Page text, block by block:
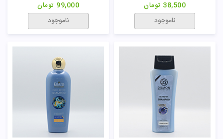
38,500 تومان
ناموجود
99,000 تومان
ناموجود